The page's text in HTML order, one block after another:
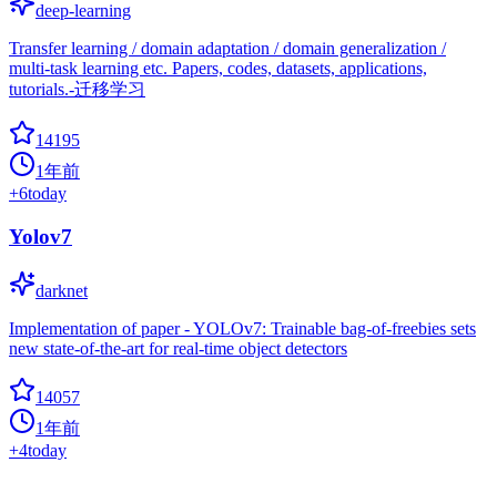
deep-learning
Transfer learning / domain adaptation / domain generalization /
multi-task learning etc. Papers, codes, datasets, applications,
tutorials.-迁移学习
14195
1年前
+6today
Yolov7
darknet
Implementation of paper - YOLOv7: Trainable bag-of-freebies sets
new state-of-the-art for real-time object detectors
14057
1年前
+4today